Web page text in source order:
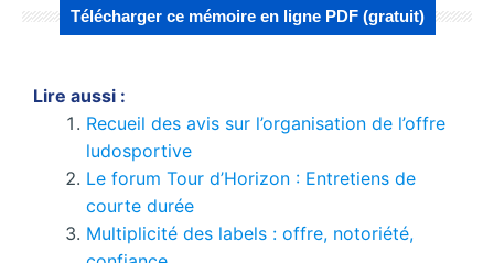
Télécharger ce mémoire en ligne PDF (gratuit)
Lire aussi :
Recueil des avis sur l’organisation de l’offre
ludosportive
Le forum Tour d’Horizon : Entretiens de
courte durée
Multiplicité des labels : offre, notoriété,